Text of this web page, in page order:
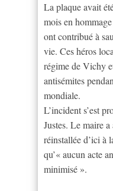
La plaque avait
mois en
ont contribué à
vie. Ces héros
régime de Vichy
antisémites
mondiale.
L’incident s’est
Justes. Le maire
réinstallée d’ici à
qu’« aucun acte
minimisé ».